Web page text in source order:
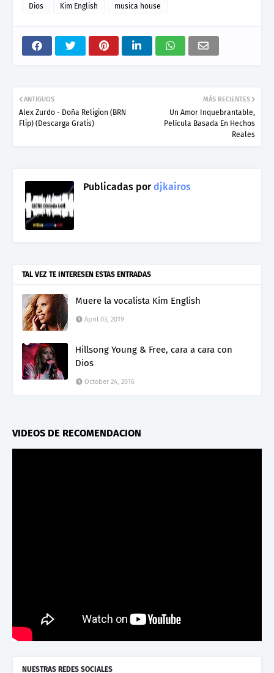
Dios Kim English musica house
MÁS RECIENTES
Un Amor Inquebrantable,
Película Basada En Hechos
Reales
ANTIGUOS
Alex Zurdo - Doña Religion (BRN
Flip) (Descarga Gratis)
Publicadas pordjkairos
TAL VEZ TE INTERESEN ESTAS ENTRADAS
Muere la vocalista Kim English
April 03, 2019
Hillsong Young & Free, cara a cara con
Dios
October 24, 2016
VIDEOS DE RECOMENDACION
NUESTRAS REDES SOCIALES